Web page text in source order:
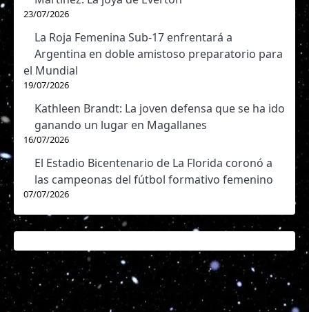
23/07/2026
La Roja Femenina Sub-17 enfrentará a
Argentina en doble amistoso preparatorio para
el Mundial
19/07/2026
Kathleen Brandt: La joven defensa que se ha ido
ganando un lugar en Magallanes
16/07/2026
El Estadio Bicentenario de La Florida coronó a
las campeonas del fútbol formativo femenino
07/07/2026